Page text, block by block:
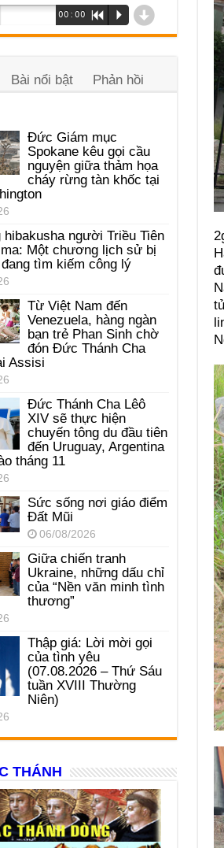
00:00 R P d
Bài nổi bật Phản hồi
Đức Giám mục
Spokane kêu gọi cầu
nguyện giữa thảm họa
cháy rừng tàn khốc tại
hibakusha người Triều Tiên
Một chương lịch sử bị
tìm kiếm công lý
Từ Việt Nam đến
Venezuela, hàng ngàn
bạn trẻ Phan Sinh chờ
đón Đức Thánh Cha
Assisi
Đức Thánh Cha Lêô
XIV sẽ thực hiện
chuyến tông du đầu tiên
đến Uruguay, Argentina
tháng 11
Sức sống nơi giáo điểm
Đất Mũi
06/08/2026
Giữa chiến tranh
Ukraine, những dấu chỉ
của “Nền văn minh tình
thương”
Thập giá: Lời mời gọi
của tình yêu
(07.08.2026 – Thứ Sáu
tuần XVIII Thường
Niên)
THÁNH